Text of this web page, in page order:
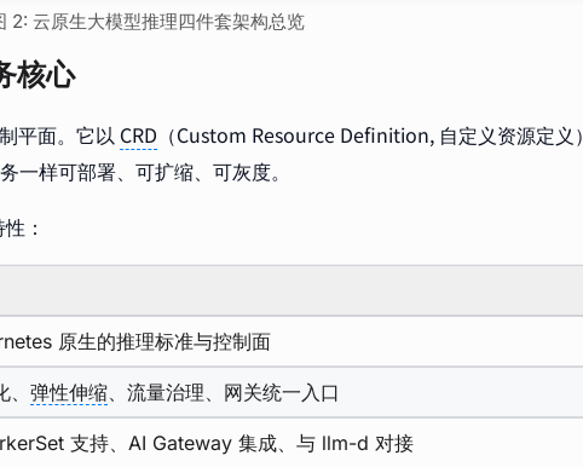
2: 云原生大模型推理四件套架构总览
核心
平面。它以 CRD （Custom Resource Definition, 自定义资源定义）
一样可部署、可扩缩、可灰度。
：
原生的推理标准与控制面
弹性伸缩、流量治理、网关统一入口
支持、AI Gateway 集成、与 llm-d 对接